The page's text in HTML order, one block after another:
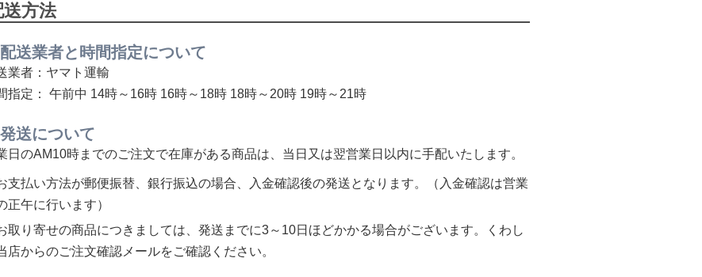
送方法
配送業者と時間指定について
業者：ヤマト運輸
指定： 午前中 14時～16時 16時～18時 18時～20時 19時～21時
発送について
日のAM10時までのご注文で在庫がある商品は、当日又は翌営業日以内に手配いたします。
支払い方法が郵便振替、銀行振込の場合、入金確認後の発送となります。（入金確認は営業
正午に行います）
取り寄せの商品につきましては、発送までに3～10日ほどかかる場合がございます。くわし
店からのご注文確認メールをご確認ください。